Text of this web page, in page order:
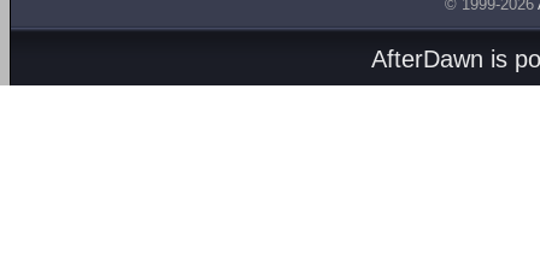
© 1999-2026
AfterDawn is